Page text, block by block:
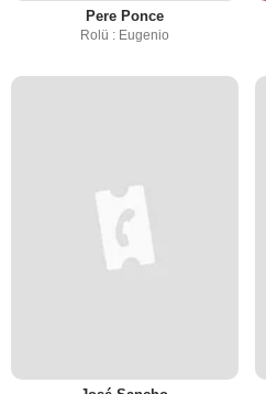
Pere Ponce
Rolü : Eugenio